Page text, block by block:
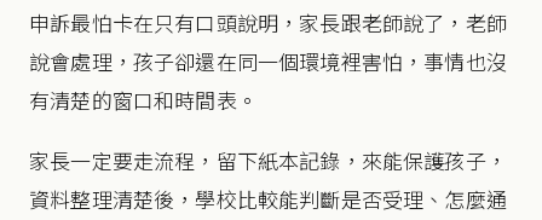
申訴最怕卡在只有口頭說明，家長跟老師說了，老師
說會處理，孩子卻還在同一個環境裡害怕，事情也沒
有清楚的窗口和時間表。
家長一定要走流程，留下紙本記錄，來能保護孩子，
資料整理清楚後，學校比較能判斷是否受理、怎麼通